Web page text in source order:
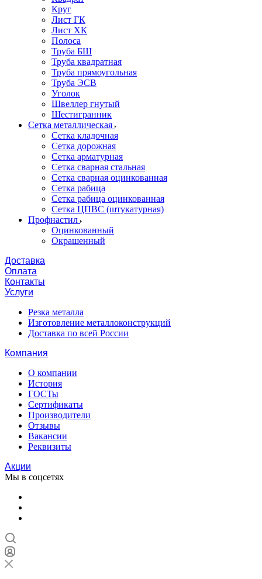
Круг
Лист ГК
Лист ХК
Полоса
Труба БШ
Труба квадратная
Труба прямоугольная
Труба ЭСВ
Уголок
Швеллер гнутый
Шестигранник
Сетка металлическая
Сетка кладочная
Сетка дорожная
Сетка арматурная
Сетка сварная стальная
Сетка сварная оцинкованная
Сетка рабица
Сетка рабица оцинкованная
Сетка ЦПВС (штукатурная)
Профнастил
Оцинкованный
Окрашенный
Доставка
Оплата
Контакты
Услуги
Резка металла
Изготовление металлоконструкций
Доставка по всей России
Компания
О компании
История
ГОСТы
Сертификаты
Производители
Отзывы
Вакансии
Реквизиты
Акции
Мы в соцсетях